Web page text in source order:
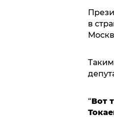
в
“Вот